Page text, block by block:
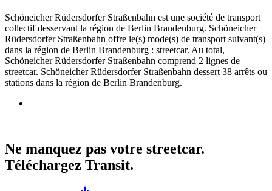
Schöneicher Rüdersdorfer Straßenbahn est une société de transport
collectif desservant la région de Berlin Brandenburg. Schöneicher
Rüdersdorfer Straßenbahn offre le(s) mode(s) de transport suivant(s)
dans la région de Berlin Brandenburg : streetcar. Au total,
Schöneicher Rüdersdorfer Straßenbahn comprend 2 lignes de
streetcar. Schöneicher Rüdersdorfer Straßenbahn dessert 38 arrêts ou
stations dans la région de Berlin Brandenburg.
Ne manquez pas votre streetcar.
Téléchargez Transit.